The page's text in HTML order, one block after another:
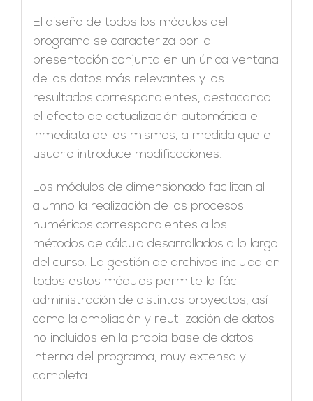
El diseño de todos los módulos del
programa se caracteriza por la
presentación conjunta en un única ventana
de los datos más relevantes y los
resultados correspondientes, destacando
el efecto de actualización automática e
inmediata de los mismos, a medida que el
usuario introduce modificaciones.
Los módulos de dimensionado facilitan al
alumno la realización de los procesos
numéricos correspondientes a los
métodos de cálculo desarrollados a lo largo
del curso. La gestión de archivos incluida en
todos estos módulos permite la fácil
administración de distintos proyectos, así
como la ampliación y reutilización de datos
no incluidos en la propia base de datos
interna del programa, muy extensa y
completa.